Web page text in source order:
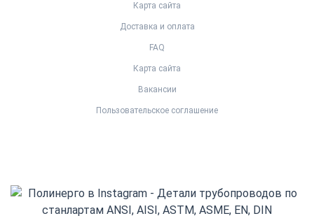
Карта сайта
Доставка и оплата
FAQ
Карта сайта
Вакансии
Пользовательское соглашение